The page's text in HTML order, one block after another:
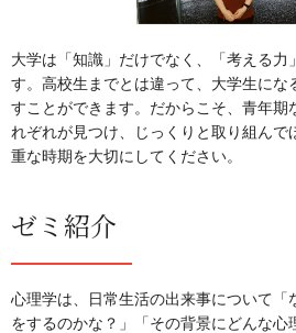
大学は「知識」だけでなく、「考える力
す。高校生までとは違って、大学生にな
すことができます。だからこそ、青年期
れぞれが見つけ、じっくりと取り組んで
重な時期を大切にしてください。
ゼミ紹介
心理学は、日常生活の出来事について「
をするのかな？」「その背景にどんな心